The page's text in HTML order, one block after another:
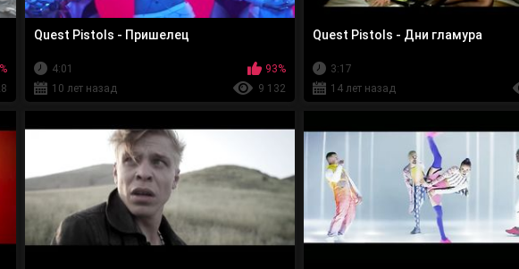
Quest Pistols - Пришелец
4:01
93%
10 лет назад
9 132
Quest Pistols - Дни гламура
3:17
14 лет назад